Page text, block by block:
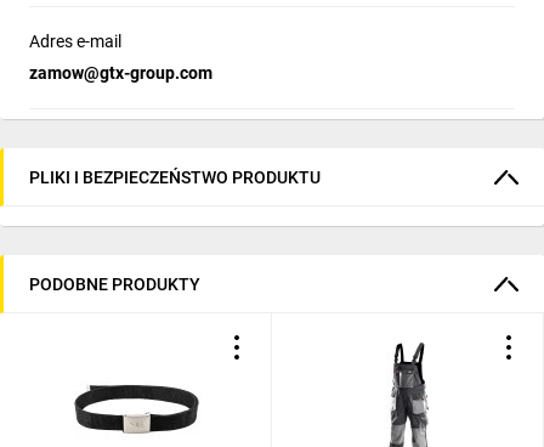
Adres e-mail
zamow@gtx-group.com
PLIKI I BEZPIECZEŃSTWO PRODUKTU
PODOBNE PRODUKTY